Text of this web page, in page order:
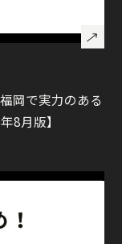
岡で実力のある
8月版】